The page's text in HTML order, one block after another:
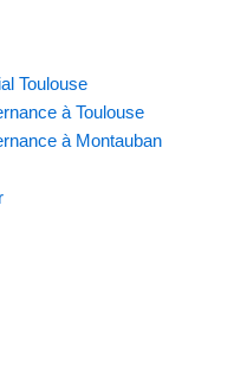
Toulouse
à Toulouse
à Montauban